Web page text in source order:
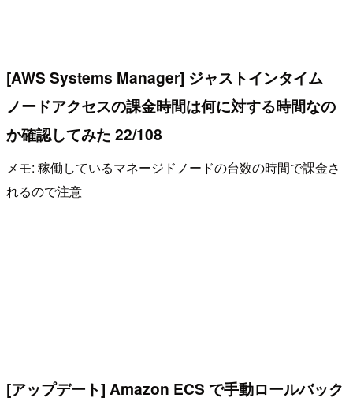
[AWS Systems Manager] ジャストインタイム
ノードアクセスの課金時間は何に対する時間なの
か確認してみた 22/108
メモ: 稼働しているマネージドノードの台数の時間で課金さ
れるので注意
[アップデート] Amazon ECS で手動ロールバック